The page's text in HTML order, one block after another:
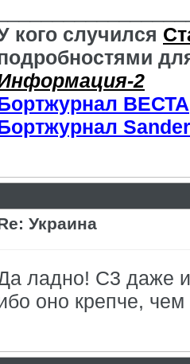
кого случился
2
ВЕСТА
Украина
ладно! С3 даже
оно крепче,